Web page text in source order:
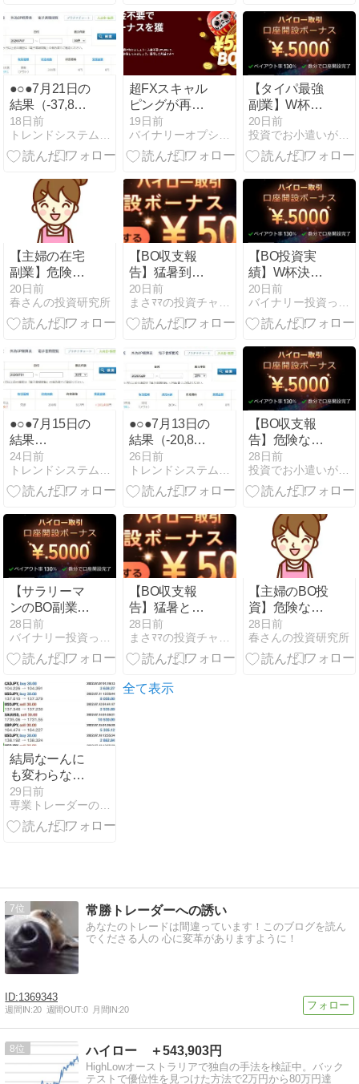
ョン」のブレ
イク戦略
査
●○●7月21日の
結果（-37,800
円）●○●
18日前
トレンドシステムfor外為OP
超FXスキャル
ピングが再
来？
19日前
バイナリーオプションツールでトレードを公開
【タイパ最強
副業】W杯ロ
スも吹き飛ぶ
＋17,000円！
ザオプション
×105%」のス
マホ投資術
20日前
投資でお小遣いが増えるブログ
【主婦の在宅
副業】危険な
暑さは涼しい
部屋でサクッ
と＋13,000円
ホ投資術
20日前
春さんの投資研究所
【BO収支報
告】猛暑到
来！分かりや
すいドル高相
場と「ザオプ
秒取引で手堅
く＋14,000
円！
20日前
まさﾏﾏの投資チャンレンジ
【BO投資実
績】W杯決勝
で寝不足確
定！？スマホ
で＋15,000円
マンの「ザオ
プション」攻
略法
20日前
バイナリー投資って勝てるのか？
●○●7月15日の
結果
（+67,200
円）●○●
24日前
トレンドシステムfor外為OP
●○●7月13日の
結果（-20,800
円）●○●
26日前
トレンドシステムfor外為OP
【BO収支報
告】危険な暑
さと寝不足の
夏！ザオプシ
ョン「ペイア
15秒取引」で
賢く稼ぐ時短
トレード術
28日前
投資でお小遣いが増えるブログ
【サラリーマ
ンのBO副業】
寝不足でも＋
11,000円！動
かない相場は
正解？ザオプ
ション15秒取
引の魅力
28日前
バイナリー投資って勝てるのか？
【BO収支報
告】猛暑と熱
中症対策！薄
商い相場を乗
り切る「ザオ
秒取引の威力
28日前
まさﾏﾏの投資チャンレンジ
【主婦のBO投
資】危険な暑
さの7月動か
ない相場でも
＋9,000円！ス
28日前
春さんの投資研究所
結局なーんに
も変わらなか
った
29日前
専業トレーダーの裏情報
全て表示
7 常勝トレーダーへの誘い
あなたのトレードは間違っています！このブログを読ん
でくださる人の 心に変革がありますように！
1369343
週間IN:20 週間OUT:0 月間IN:20
8 ハイロー ＋543,903円
HighLowオーストラリアで独自の手法を検証中。バック
テストで優位性を見つけた方法で2万円から80万円達